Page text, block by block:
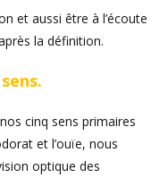
et aussi être à l’écoute
la définition.
cinq sens primaires
et l’ouïe, nous
optique des